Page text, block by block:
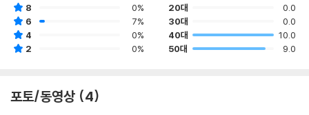
8
0%
6
7%
4
0%
2
0%
20대
0.0
30대
0.0
40대
10.0
50대
9.0
포토/동영상 (4)